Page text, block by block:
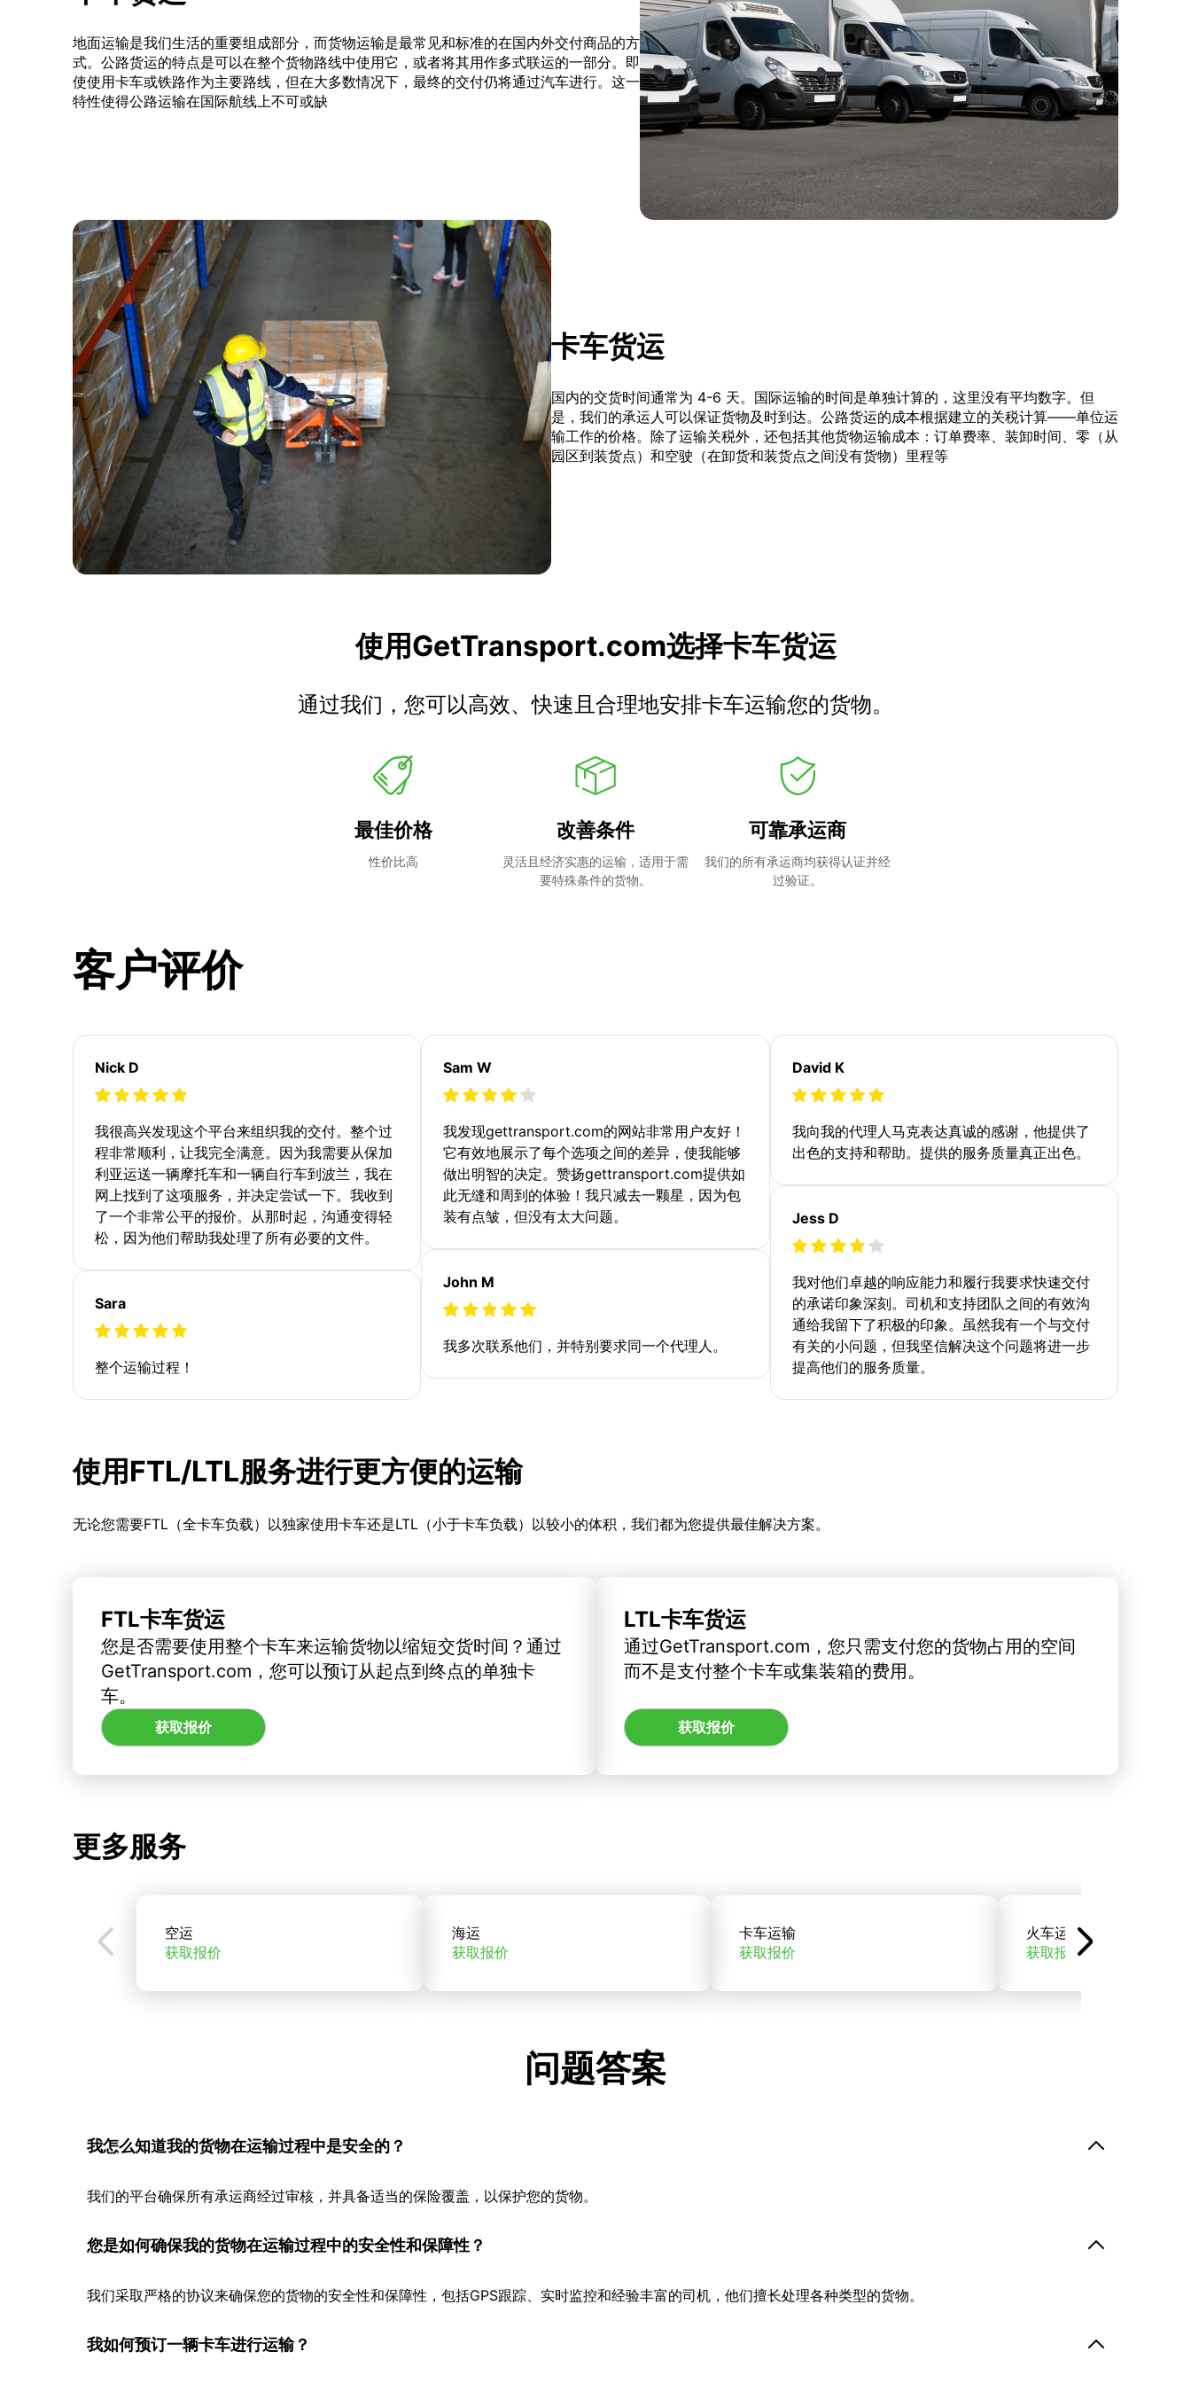
地面运输是我们生活的重要组成部分，而货物运输是最常见和标准的在国内外交付商品的方
式。公路货运的特点是可以在整个货物路线中使用它，或者将其用作多式联运的一部分。即
使使用卡车或铁路作为主要路线，但在大多数情况下，最终的交付仍将通过汽车进行。这一
特性使得公路运输在国际航线上不可或缺
卡车货运
国内的交货时间通常为 4-6 天。国际运输的时间是单独计算的，这里没有平均数字。但
是，我们的承运人可以保证货物及时到达。公路货运的成本根据建立的关税计算——单位运
输工作的价格。除了运输关税外，还包括其他货物运输成本：订单费率、装卸时间、零（从
园区到装货点）和空驶（在卸货和装货点之间没有货物）里程等
使用GetTransport.com选择卡车货运
通过我们，您可以高效、快速且合理地安排卡车运输您的货物。
最佳价格
性价比高
改善条件
灵活且经济实惠的运输，适用于需
要特殊条件的货物。
可靠承运商
我们的所有承运商均获得认证并经
过验证。
客户评价
Nick D
我很高兴发现这个平台来组织我的交付。整个过
程非常顺利，让我完全满意。因为我需要从保加
利亚运送一辆摩托车和一辆自行车到波兰，我在
网上找到了这项服务，并决定尝试一下。我收到
了一个非常公平的报价。从那时起，沟通变得轻
松，因为他们帮助我处理了所有必要的文件。
Sara
整个运输过程！
Sam W
我发现gettransport.com的网站非常用户友好！
它有效地展示了每个选项之间的差异，使我能够
做出明智的决定。赞扬gettransport.com提供如
此无缝和周到的体验！我只减去一颗星，因为包
装有点皱，但没有太大问题。
John M
我多次联系他们，并特别要求同一个代理人。
David K
我向我的代理人马克表达真诚的感谢，他提供了
出色的支持和帮助。提供的服务质量真正出色。
Jess D
我对他们卓越的响应能力和履行我要求快速交付
的承诺印象深刻。司机和支持团队之间的有效沟
通给我留下了积极的印象。虽然我有一个与交付
有关的小问题，但我坚信解决这个问题将进一步
提高他们的服务质量。
使用FTL/LTL服务进行更方便的运输
无论您需要FTL（全卡车负载）以独家使用卡车还是LTL（小于卡车负载）以较小的体积，我们都为您提供最佳解决方案。
FTL卡车货运
您是否需要使用整个卡车来运输货物以缩短交货时间？通过
GetTransport.com，您可以预订从起点到终点的单独卡
车。
获取报价
LTL卡车货运
通过GetTransport.com，您只需支付您的货物占用的空间
而不是支付整个卡车或集装箱的费用。
获取报价
更多服务
空运
获取报价
海运
获取报价
卡车运输
获取报价
火车运输
获取报价
问题答案
我怎么知道我的货物在运输过程中是安全的？
我们的平台确保所有承运商经过审核，并具备适当的保险覆盖，以保护您的货物。
您是如何确保我的货物在运输过程中的安全性和保障性？
我们采取严格的协议来确保您的货物的安全性和保障性，包括GPS跟踪、实时监控和经验丰富的司机，他们擅长处理各种类型的货物。
我如何预订一辆卡车进行运输？